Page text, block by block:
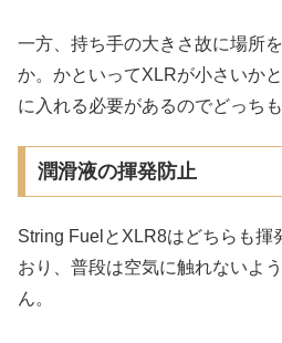
一方、持ち手の大きさ故に場所
か。かといってXLRが小さいか
に入れる必要があるのでどっちも
潤滑液の揮発防止
String FuelとXLR8はどちらも揮
おり、普段は空気に触れないよ
ん。